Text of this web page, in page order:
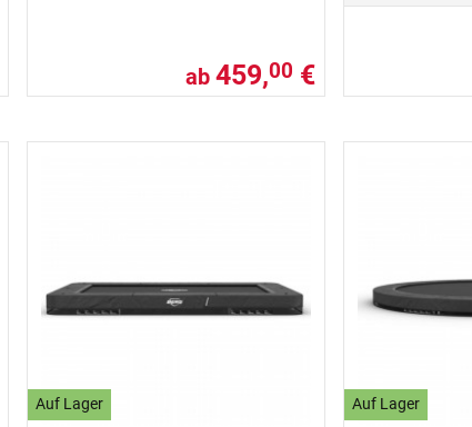
ab 459,00 €
Auf Lager Auf Lager